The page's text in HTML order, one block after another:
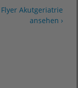
Flyer Akutgeriatrie
ansehen ›